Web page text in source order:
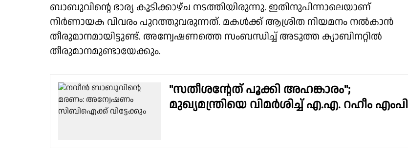
ബാബുവിൻ്റെ ഭാര്യ കൂടിക്കാഴ്ച നടത്തിയിരുന്നു. ഇതിനുപിന്നാലെയാണ്
നിർണായക വിവരം പുറത്തുവരുന്നത്. മകള്‍ക്ക് ആശ്രിത നിയമനം നല്‍കാൻ
തീരുമാനമായിട്ടുണ്ട്. അന്വേഷണത്തെ സംബന്ധിച്ച് അടുത്ത ക്യാബിനറ്റില്‍
തീരുമാനമുണ്ടായേക്കും.
"സതീശൻ്റേത് പൂക്കി അഹങ്കാരം";
മുഖ്യമന്ത്രിയെ വിമർശിച്ച് എ.എ. റഹീം എംപി